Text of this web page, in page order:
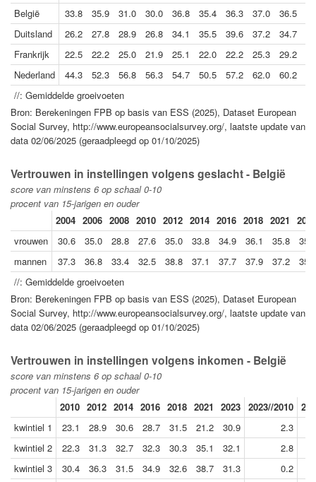
België
33.8 35.9 31.0 30.0 36.8 35.4 36.3 37.0 36.5
Duitsland
26.2 27.8 28.9 26.8 34.1 35.5 39.6 37.2 34.7
Frankrijk
22.5 22.2 25.0 21.9 25.1 22.0 22.2 25.3 29.2
Nederland
44.3 52.3 56.8 56.3 54.7 50.5 57.2 62.0 60.2
//: Gemiddelde groeivoeten
Bron: Berekeningen FPB op basis van ESS (2025), Dataset European
Social Survey, http://www.europeansocialsurvey.org/, laatste update van
data 02/06/2025 (geraadpleegd op 01/10/2025)
Vertrouwen in instellingen volgens geslacht - België
score van minstens 6 op schaal 0-10
procent van 15-jarigen en ouder
2004 2006 2008 2010 2012 2014 2016 2018 2021
2023
vrouwen
30.6 35.0 28.8 27.6 35.0 33.8 34.9 36.1 35.8
35.8
mannen
37.3 36.8 33.4 32.5 38.8 37.1 37.7 37.9 37.2
35.8
//: Gemiddelde groeivoeten
Bron: Berekeningen FPB op basis van ESS (2025), Dataset European
Social Survey, http://www.europeansocialsurvey.org/, laatste update van
data 02/06/2025 (geraadpleegd op 01/10/2025)
Vertrouwen in instellingen volgens inkomen - België
score van minstens 6 op schaal 0-10
procent van 15-jarigen en ouder
2010 2012 2014 2016 2018 2021 2023 2023//2010
kwintiel 1
23.1 28.9 30.6 28.7 31.5 21.2 30.9
2.3
kwintiel 2
22.3 31.3 32.7 32.3 30.3 35.1 32.1
2.8
kwintiel 3
30.4 36.3 31.5 34.9 32.6 38.7 31.3
0.2